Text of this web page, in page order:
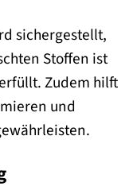
sichergestellt,
Stoffen ist
Zudem hilft
und